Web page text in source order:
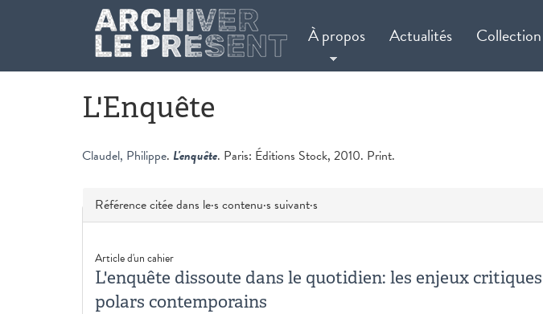
Aller au contenu principal
À propos Actualités Collection
L'Enquête
Claudel, Philippe. L'enquête. Paris: Éditions Stock, 2010. Print.
Masquer
Référence citée dans le·s contenu·s suivant·s
Article d'un cahier
L'enquête dissoute dans le quotidien: les enjeux
polars contemporains